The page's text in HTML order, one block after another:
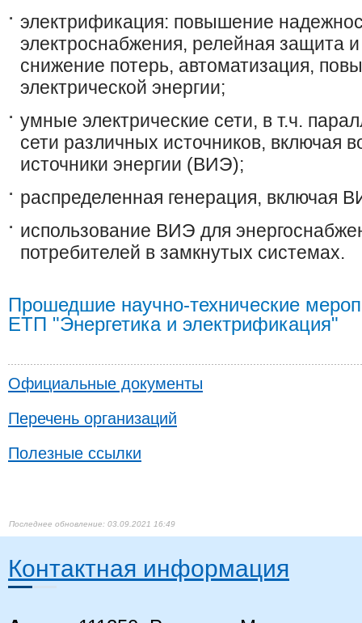
электрификация: повышение
электроснабжения, релейная защита
снижение потерь, автоматизация,
электрической энергии;
умные электрические сети, в т.ч.
сети различных источников, включая
источники энергии (ВИЭ);
распределенная генерация, включая
использование ВИЭ для
потребителей в замкнутых системах.
Прошедшие научно-технические
ЕТП "Энергетика и электрификация"
Официальные документы
Перечень организаций
Полезные ссылки
03.09.2021 16:49
Контактная информация